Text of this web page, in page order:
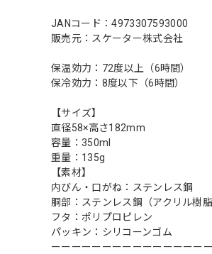
JANコード：4973307593000
販売元：スケーター株式会社
保温効力：72度以上（6時間）
保冷効力：8度以下（6時間）
【サイズ】
直径58×高さ182mm
容量：350ml
重量：135g
【素材】
内びん・口がね：ステンレス鋼
胴部：ステンレス鋼（アクリル樹脂
フタ：ポリプロピレン
パッキン：シリコーンゴム
ーーーーーーーーーーーーーーーー